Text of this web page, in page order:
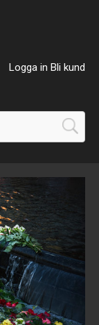
Logga in Bli kund